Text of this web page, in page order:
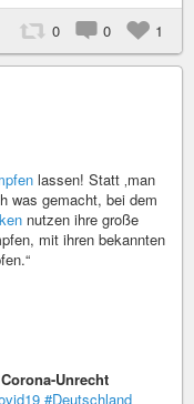
0 0 1
lassen! Statt ‚man
was gemacht, bei dem
nutzen ihre große
mit ihren bekannten
Unrecht
#Deutschland